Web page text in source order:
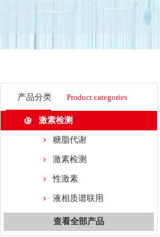
产品分类 Product categories
激素检测
糖脂代谢
激素检测
性激素
液相质谱联用
查看全部产品